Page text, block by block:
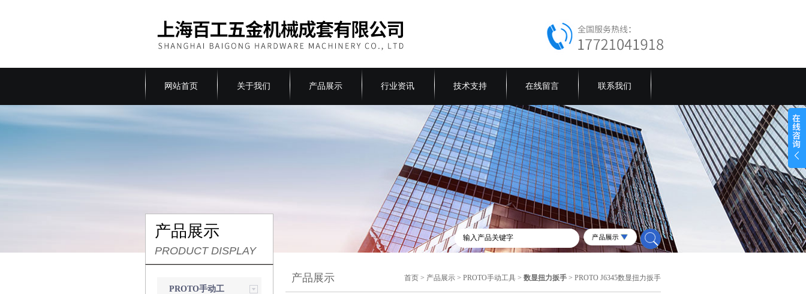
网站首页 关于我们 产品展示 行业资讯 技术支持 在线留言 联系我们
产品展示
PRODUCT DISPLAY
PROTO手动工
产品展示 首页 > 产品展示 >PROTO手动工具 >数显扭力扳手 > PROTO J6345数显扭力扳手